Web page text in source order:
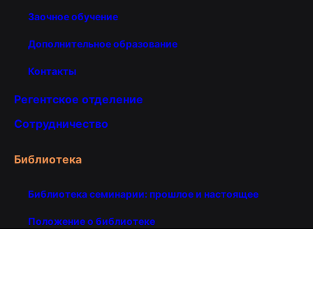
Заочное обучение
Дополнительное образование
Контакты
Регентское отделение
Сотрудничество
Библиотека
Библиотека семинарии: прошлое и настоящее
Положение о библиотеке